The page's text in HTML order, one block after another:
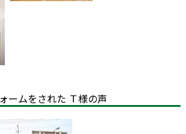
ームをされた Ｔ様の声